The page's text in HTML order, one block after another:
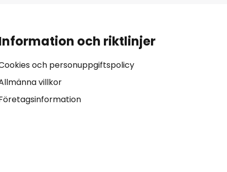
och riktlinjer
och personuppgiftspolicy
villkor